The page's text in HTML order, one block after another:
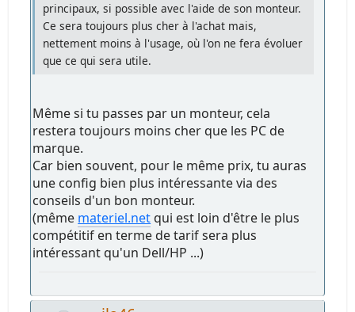
principaux, si possible avec l'aide de son monteur.
Ce sera toujours plus cher à l'achat mais,
nettement moins à l'usage, où l'on ne fera évoluer
que ce qui sera utile.
Même si tu passes par un monteur, cela
restera toujours moins cher que les PC de
marque.
Car bien souvent, pour le même prix, tu auras
une config bien plus intéressante via des
conseils d'un bon monteur.
(même materiel.net qui est loin d'être le plus
compétitif en terme de tarif sera plus
intéressant qu'un Dell/HP ...)